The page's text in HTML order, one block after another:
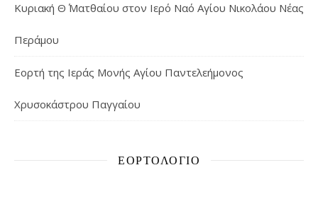
Κυριακή Θ΄ Ματθαίου στον Ιερό Ναό Αγίου Νικολάου Νέας
Περάμου
Εορτή της Ιεράς Μονής Αγίου Παντελεήμονος
Χρυσοκάστρου Παγγαίου
ΕΟΡΤΟΛΌΓΙΟ